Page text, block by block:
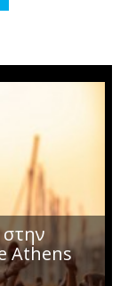
στην
Athens